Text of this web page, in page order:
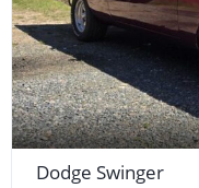
Dodge Swinger